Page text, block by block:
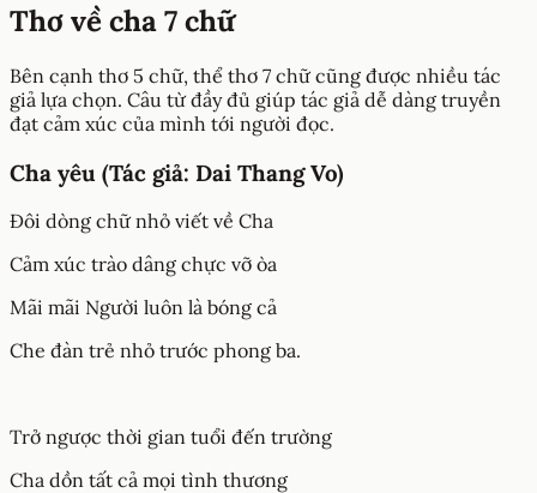
Thơ về cha 7 chữ
Bên cạnh thơ 5 chữ, thể thơ 7 chữ cũng được nhiều tác
giả lựa chọn. Câu từ đầy đủ giúp tác giả dễ dàng truyền
đạt cảm xúc của mình tới người đọc.
Cha yêu (Tác giả: Dai Thang Vo)
Đôi dòng chữ nhỏ viết về Cha
Cảm xúc trào dâng chực vỡ òa
Mãi mãi Người luôn là bóng cả
Che đàn trẻ nhỏ trước phong ba.
Trở ngược thời gian tuổi đến trường
Cha dồn tất cả mọi tình thương